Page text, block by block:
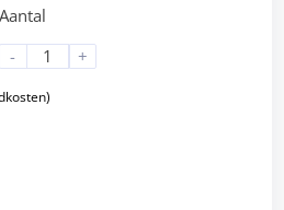
Aantal
-
+